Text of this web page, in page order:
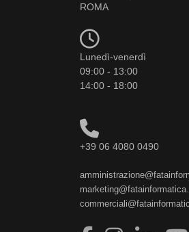
ROMA
Lunedì-venerdì
09:00 - 13:00
14:00 - 18:00
+39 06 4080 0490